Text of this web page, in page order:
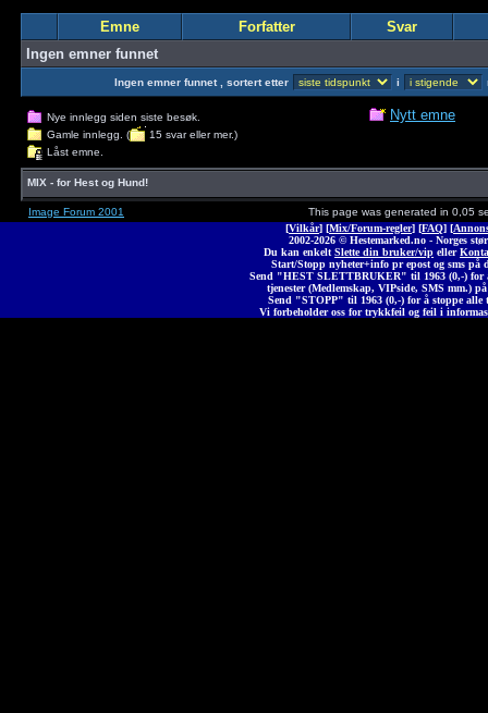
Emne Forfatter
Svar
Ingen emner funnet
Ingen emner funnet , sortert etter i
Nye innlegg siden siste besøk.
Gamle innlegg. (
15 svar eller mer.)
Låst emne.
Nytt emne
MIX - for Hest og Hund!
Image Forum 2001
This page was generated in 0,05
[Vilkår] [Mix/Forum-regler] [FAQ] [
2002-2026 © Hestemarked.no - Norges
Du kan enkelt Slette din bruker/vip eller
Start/Stopp nyheter+info pr epost og sms på
Send "HEST SLETTBRUKER" til 1963 (0,-) for
tjenester (Medlemskap, VIPside, SMS mm.)
Send "STOPP" til 1963 (0,-) for å stoppe alle
Vi forbeholder oss for trykkfeil og feil i